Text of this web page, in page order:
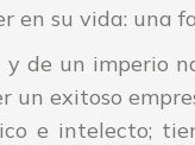
en su vida: una
de un imperio
un exitoso
e intelecto;